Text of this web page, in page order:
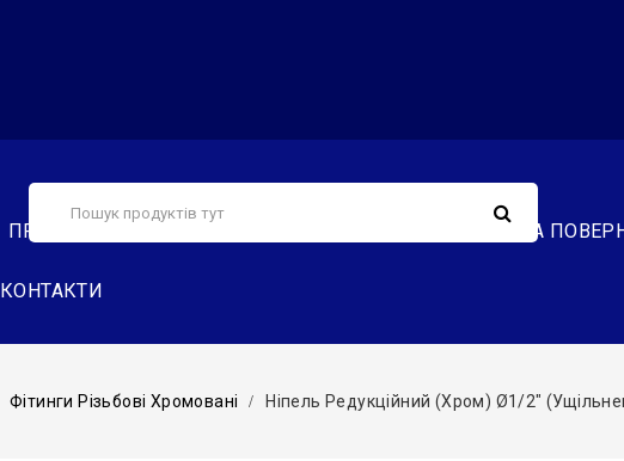
ПРО НАС ОБМІН ТА
КОНТАКТИ
Фітинги Різьбові Хромовані Ніпель Редукційний (хром) Ø1/2″